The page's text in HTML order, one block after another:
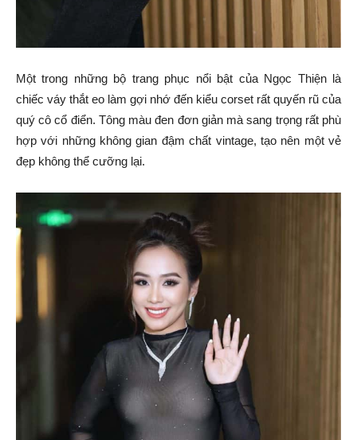
Một trong những bộ trang phục nổi bật của Ngọc Thiện là
chiếc váy thắt eo làm gợi nhớ đến kiểu corset rất quyến rũ của
quý cô cổ điển. Tông màu đen đơn giản mà sang trọng rất phù
hợp với những không gian đậm chất vintage, tạo nên một vẻ
đẹp không thể cưỡng lại.